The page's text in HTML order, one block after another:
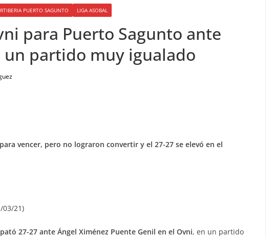
PUERTO SAGUNTO LIGA ASOBAL
para Puerto Sagunto ante
un partido muy igualado
vencer, pero no lograron convertir y el 27-27 se elevó en el
03/21)
27-27 ante Ángel Ximénez Puente Genil en el Ovni, en un partido